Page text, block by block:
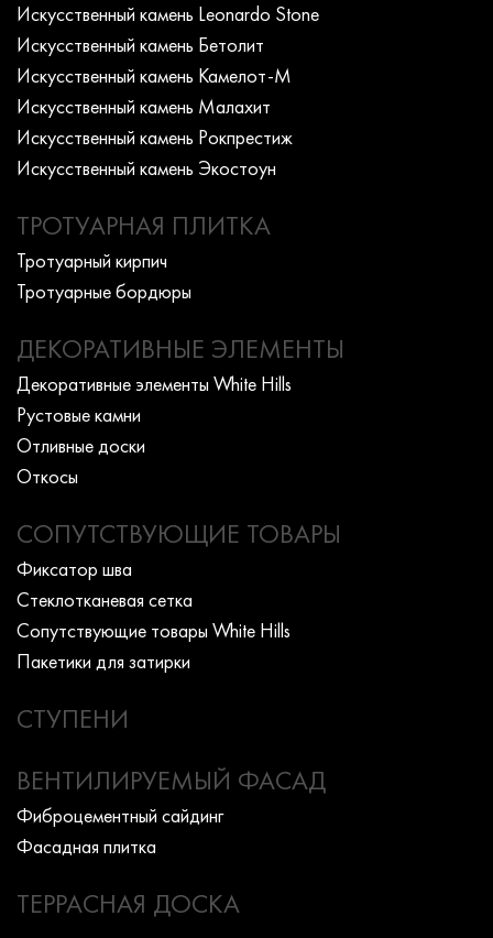
Искусcтвенный камень Leonardo Stone
Искусcтвенный камень Бетолит
Искусcтвенный камень Камелот-М
Искусcтвенный камень Малахит
Искусcтвенный камень Рокпрестиж
Искусcтвенный камень Экостоун
ТРОТУАРНАЯ ПЛИТКА
Тротуарный кирпич
Тротуарные бордюры
ДЕКОРАТИВНЫЕ ЭЛЕМЕНТЫ
Декоративные элементы White Hills
Рустовые камни
Отливные доски
Откосы
СОПУТСТВУЮЩИЕ ТОВАРЫ
Фиксатор шва
Стеклотканевая сетка
Сопутствующие товары White Hills
Пакетики для затирки
СТУПЕНИ
ВЕНТИЛИРУЕМЫЙ ФАСАД
Фиброцементный сайдинг
Фасадная плитка
ТЕРРАСНАЯ ДОСКА